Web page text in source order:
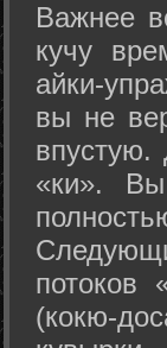
Важнее
кучу
айки-
вы не
впустую.
«ки».
потоков
(кокю-